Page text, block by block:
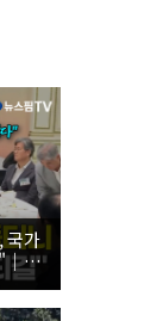
국가
｜